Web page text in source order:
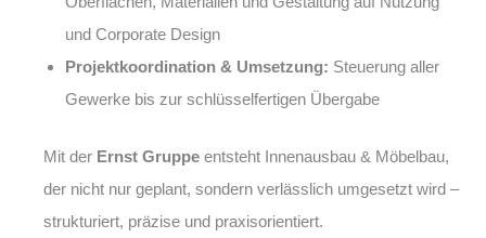
und Corporate Design
Projektkoordination & Umsetzung: Steuerung aller
Gewerke bis zur schlüsselfertigen Übergabe
Mit der Ernst Gruppe entsteht Innenausbau & Möbelbau,
der nicht nur geplant, sondern verlässlich umgesetzt wird –
strukturiert, präzise und praxisorientiert.